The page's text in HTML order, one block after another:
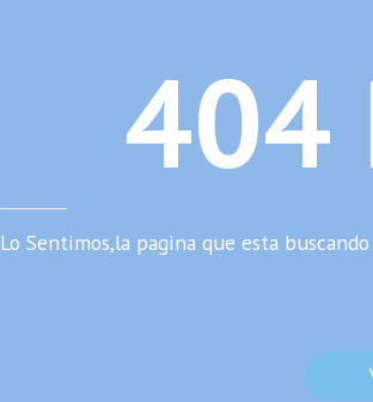
404
Lo Sentimos,la pagina que esta